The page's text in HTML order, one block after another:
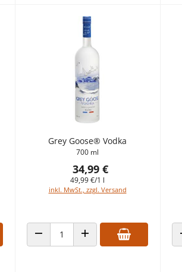
Grey Goose® Vodka
700 ml
34,99 €
49,99 €/1 l
inkl. MwSt., zzgl. Versand
ANZAHL VERRINGERNANZAHL ERHÖHEN